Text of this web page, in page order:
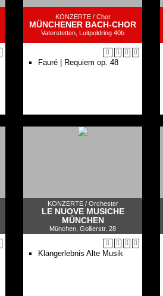
KONZERTE / Chor
MÜNCHENER BACH-CHOR
Vaterstetten, Luitpoldring 40b
Fauré | Requiem op. 48
KONZERTE / Orchester
LE NUOVE MUSICHE
MÜNCHEN
München, Gollierstr. 28
Klangerlebnis Alte Musik